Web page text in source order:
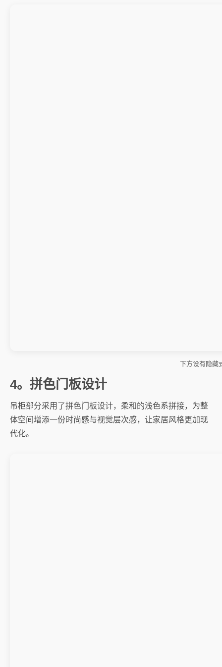
下方设有隐藏
4。拼色门板设计
吊柜部分采用了拼色门板设计，柔和的浅色系拼接，为整
体空间增添一份时尚感与视觉层次感，让家居风格更加现
代化。